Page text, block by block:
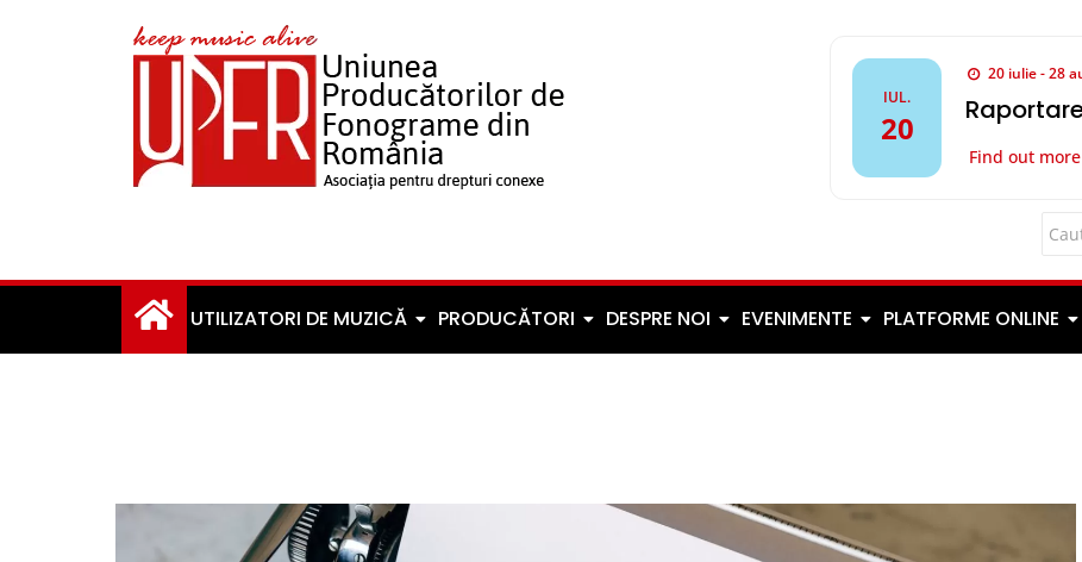
IUL.
20
20 iulie - 28
Find out more
UTILIZATORI DE MUZICĂ PRODUCĂTORI DESPRE NOI EVENIMENTE PLATFORME ONLINE